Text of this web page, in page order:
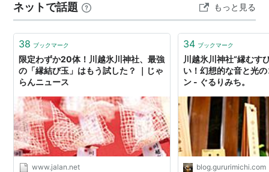
27日から9月6日までと案内されています。 本殿横の風鈴
回廊や、夕方以降に明かりが灯される…
ネットで話題 もっと見る
38 ブックマーク
限定わずか20体！川越氷川神社、最強
の「縁結び玉」はもう試した？ ｜じゃ
らんニュース
www.jalan.net
34 ブックマーク
川越氷川神社“縁むす
い！幻想的な音と光
ン - ぐるりみち。
blog.gururimichi.com